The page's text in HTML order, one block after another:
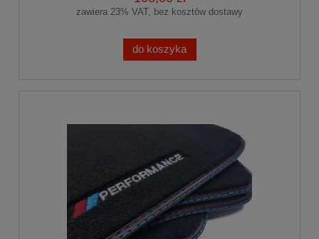
zawiera 23% VAT, bez kosztów dostawy
do koszyka